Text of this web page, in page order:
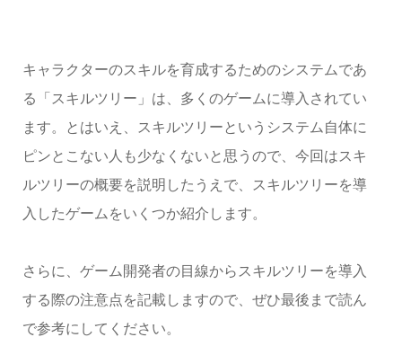
キャラクターのスキルを育成するためのシステムであ
る「スキルツリー」は、多くのゲームに導入されてい
ます。とはいえ、スキルツリーというシステム自体に
ピンとこない人も少なくないと思うので、今回はスキ
ルツリーの概要を説明したうえで、スキルツリーを導
入したゲームをいくつか紹介します。
さらに、ゲーム開発者の目線からスキルツリーを導入
する際の注意点を記載しますので、ぜひ最後まで読ん
で参考にしてください。